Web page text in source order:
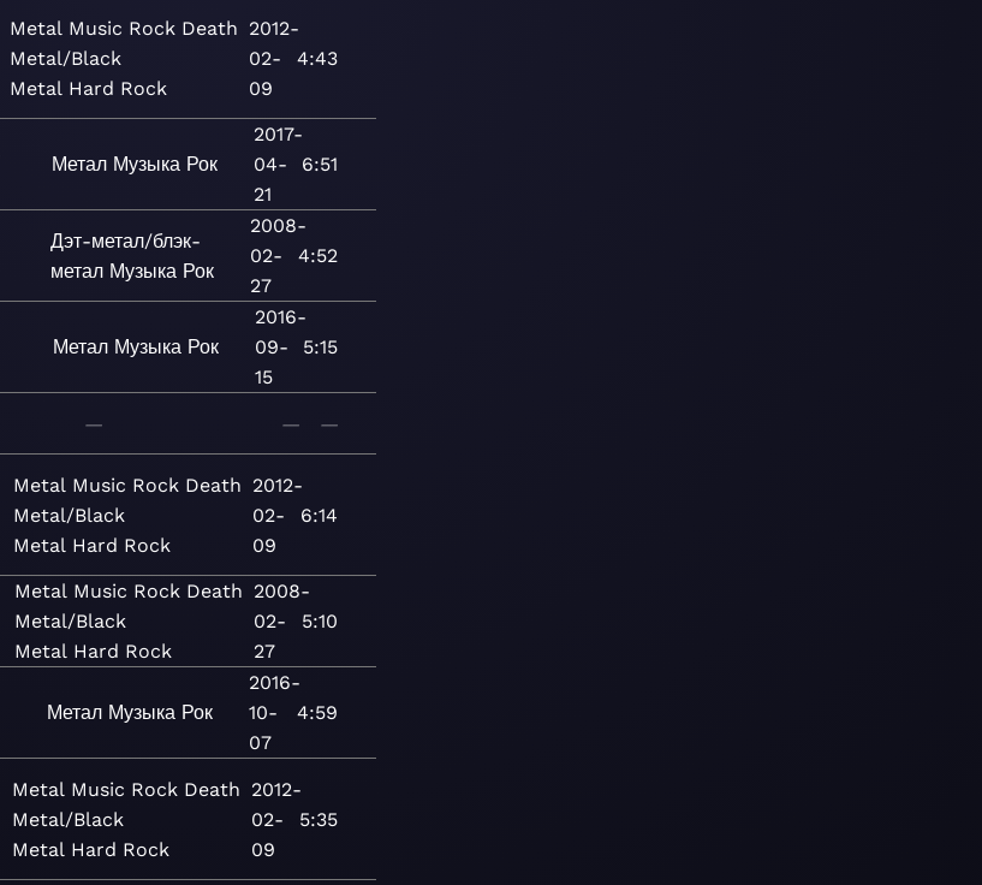
Metal Music Rock Death
Metal/Black
Metal Hard Rock
2012-
02-
09
4:43
Метал Музыка Рок
2017-
04-
21
6:51
Дэт-метал/блэк-
метал Музыка Рок
2008-
02-
27
4:52
Метал Музыка Рок
2016-
09-
15
5:15
— — —
Metal Music Rock Death
Metal/Black
Metal Hard Rock
2012-
02-
09
6:14
Metal Music Rock Death
Metal/Black
Metal Hard Rock
2008-
02-
27
5:10
Метал Музыка Рок
2016-
10-
07
4:59
Metal Music Rock Death
Metal/Black
Metal Hard Rock
2012-
02-
09
5:35